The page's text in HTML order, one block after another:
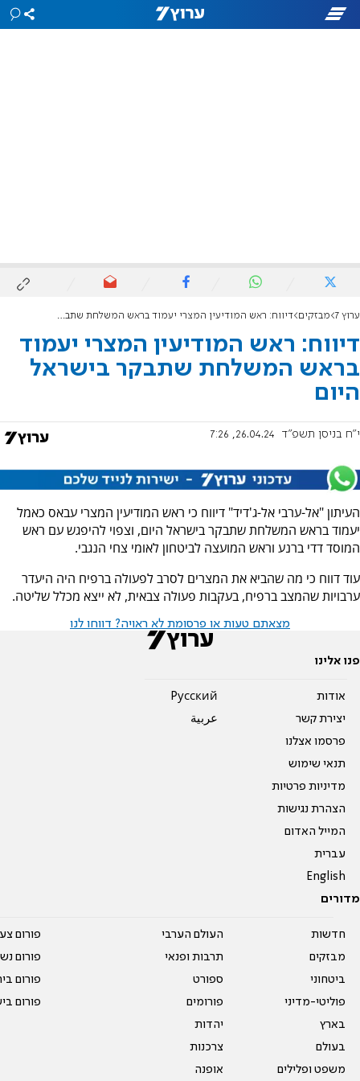
ערוץ 7 מבזקים דיווח: ראש המודיעין המצרי יעמוד בראש המשלחת שתבקר בישראל היום
דיווח: ראש המודיעין המצרי יעמוד
בראש המשלחת שתבקר בישראל
היום
י"ח בניסן תשפ"ד 26.04.24, 7:26
העיתון "אל-ערבי אל-ג'דיד" דיווח כי ראש המודיעין המצרי עבאס כאמל
יעמוד בראש המשלחת שתבקר בישראל היום, וצפוי להיפגש עם ראש
המוסד דדי ברנע וראש המועצה לביטחון לאומי צחי הנגבי.
עוד דווח כי מה שהביא את המצרים לסרב לפעולה ברפיח היה היעדר
ערבויות שהמצב ברפיח, בעקבות פעולה צבאית, לא ייצא מכלל שליטה.
מצאתם טעות או פרסומת לא ראויה? דווחו לנו
פנו אלינו
אודות
יצירת קשר
פרסמו אצלנו
תנאי שימוש
מדיניות פרטיות
הצהרת נגישות
המייל האדום
עברית
English
Pусский
عربية
מדורים
חדשות
מבזקים
ביטחוני
פוליטי-מדיני
בארץ
בעולם
משפט ופלילים
העולם הערבי
תרבות ופנאי
ספורט
פורומים
יהדות
צרכנות
אופנה
פורום
פורום
פורום
פורום